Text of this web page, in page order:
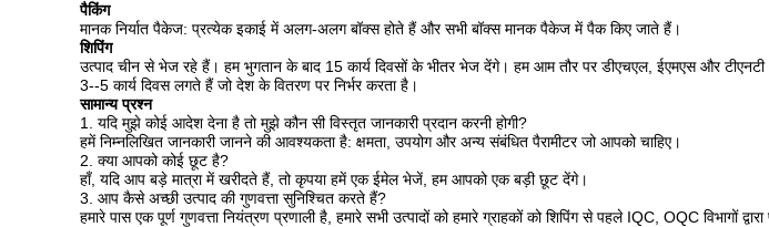
पैकिंग
मानक निर्यात पैकेज: प्रत्येक इकाई में अलग-अलग बॉक्स होते हैं और सभी बॉक्स मानक पैकेज में पैक किए जाते हैं।
शिपिंग
उत्पाद चीन से भेज रहे हैं। हम भुगतान के बाद 15 कार्य दिवसों के भीतर भेज देंगे। हम आम तौर पर डीएचएल, ईएमएस और टीएनटी
3--5 कार्य दिवस लगते हैं जो देश के वितरण पर निर्भर करता है।
सामान्य प्रश्न
1. यदि मुझे कोई आदेश देना है तो मुझे कौन सी विस्तृत जानकारी प्रदान करनी होगी?
हमें निम्नलिखित जानकारी जानने की आवश्यकता है: क्षमता, उपयोग और अन्य संबंधित पैरामीटर जो आपको चाहिए।
2. क्या आपको कोई छूट है?
हाँ, यदि आप बड़े मात्रा में खरीदते हैं, तो कृपया हमें एक ईमेल भेजें, हम आपको एक बड़ी छूट देंगे।
3. आप कैसे अच्छी उत्पाद की गुणवत्ता सुनिश्चित करते हैं?
हमारे पास एक पूर्ण गुणवत्ता नियंत्रण प्रणाली है, हमारे सभी उत्पादों को हमारे ग्राहकों को शिपिंग से पहले IQC, OQC विभागों